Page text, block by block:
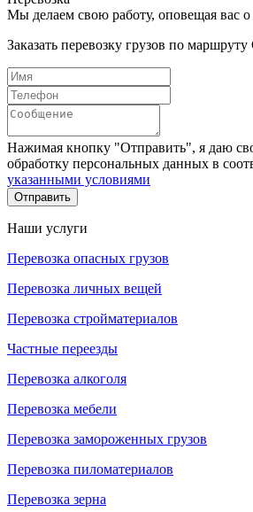
Мы делаем свою работу, оповещая вас
Заказать перевозку грузов по
Нажимая кнопку "Отправить", я даю
обработку персональных данных в
указанными условиями
Отправить
Наши услуги
Перевозка опасных грузов
Перевозка личных вещей
Перевозка стройматериалов
Частные переезды
Перевозка алкоголя
Перевозка мебели
Перевозка замороженных грузов
Перевозка пиломатериалов
Перевозка зерна